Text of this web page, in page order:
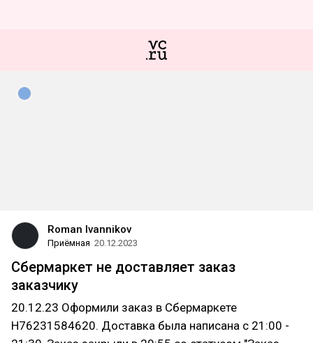
Roman Ivannikov
Приёмная 20.12.2023
Сбермаркет не доставляет заказ
заказчику
20.12.23 Оформили заказ в Сбермаркете
H76231584620. Доставка была написана с 21:00 -